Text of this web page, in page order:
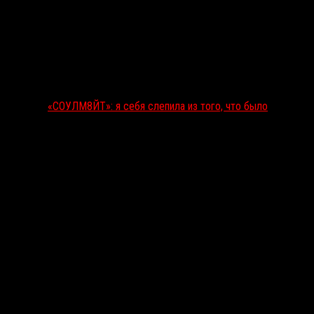
«СОУЛМ8ЙТ»: я себя слепила из того, что было